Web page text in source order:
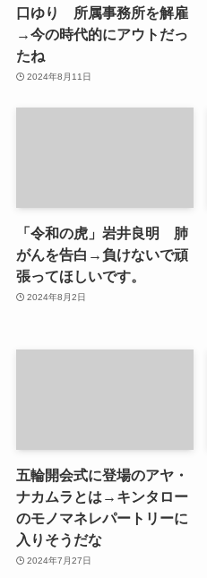
口ゆり 所属事務所を解雇
→今の時代的にアウトだっ
たね
2024年8月11日
「令和の虎」岩井良明 肺
がんを告白→負けないで頑
張ってほしいです。
2024年8月2日
五輪開会式に登場のアヤ・
ナカムラとは→キンタロー
のモノマネレパートリーに
入りそうだな
2024年7月27日